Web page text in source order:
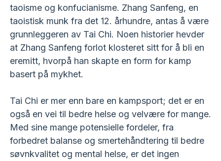
taoisme og konfucianisme. Zhang Sanfeng, en
taoistisk munk fra det 12. århundre, antas å være
grunnleggeren av Tai Chi. Noen historier hevder
at Zhang Sanfeng forlot klosteret sitt for å bli en
eremitt, hvorpå han skapte en form for kamp
basert på mykhet.
Tai Chi er mer enn bare en kampsport; det er en
også en vei til bedre helse og velvære for mange.
Med sine mange potensielle fordeler, fra
forbedret balanse og smertehåndtering til bedre
søvnkvalitet og mental helse, er det ingen